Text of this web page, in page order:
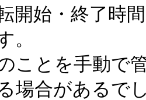
開始・終了時
。
ことを手動で
場合があるで